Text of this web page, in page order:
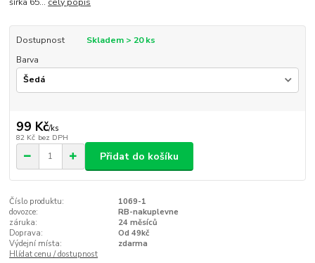
Dostupnost
Skladem > 20 ks
Barva
99 Kč/ks
82 Kč bez DPH
Přidat do košíku
Číslo produktu:
1069-1
dovozce:
RB-nakuplevne
záruka:
24 měsíců
Doprava:
Od 49kč
Výdejní místa:
zdarma
Hlídat cenu / dostupnost